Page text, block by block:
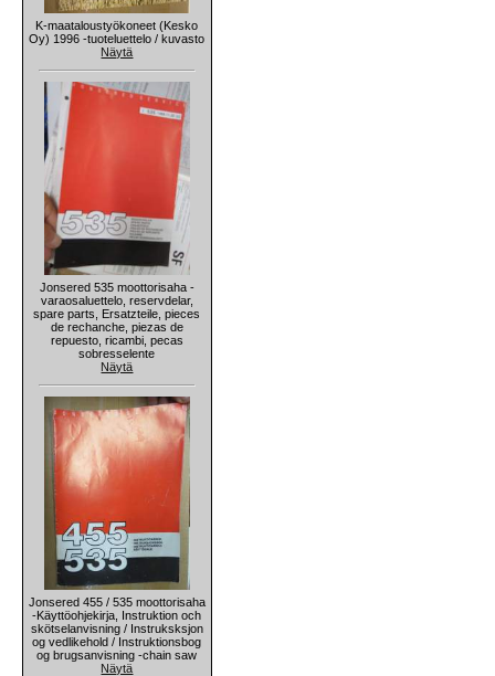
K-maataloustyökoneet (Kesko
Oy) 1996 -tuoteluettelo / kuvasto
Näytä
Jonsered 535 moottorisaha -
varaosaluettelo, reservdelar,
spare parts, Ersatzteile, pieces
de rechanche, piezas de
repuesto, ricambi, pecas
sobresselente
Näytä
Jonsered 455 / 535 moottorisaha
-Käyttöohjekirja, Instruktion och
skötselanvisning / Instruksksjon
og vedlikehold / Instruktionsbog
og brugsanvisning -chain saw
Näytä